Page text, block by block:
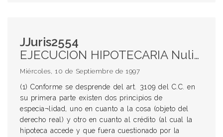
JJuris2554
EJECUCION HIPOTECARIA Nulidad de escritura hipotecaria (5) Cuestionamiento inoportuno HIPOTECA (1) (4) Principio de especialidad (2) Requisitos constitutivos Nulidad de la hipoteca (3) Principio de conservación del acto (4) Deuda exigida en dólares estadounidenses
Miércoles, 10 de Septiembre de 1997
(1) Conforme se desprende del art. 3109 del C.C. en
su primera parte existen dos principios de
especia¬lidad, uno en cuanto a la cosa (objeto del
derecho real) y otro en cuanto al crédito (al cual la
hipoteca accede y que fuera cuestionado por la